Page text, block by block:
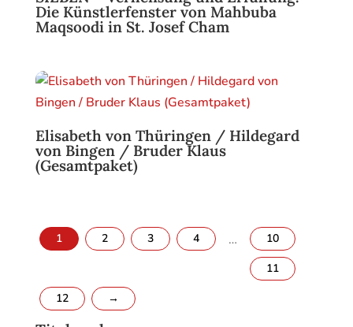
Die Künstlerfenster von Mahbuba
Maqsoodi in St. Josef Cham
Elisabeth von Thüringen / Hildegard
von Bingen / Bruder Klaus
(Gesamtpaket)
1 2 3 4 …
10
11
12
→